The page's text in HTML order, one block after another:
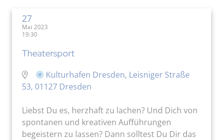
27
Mai 2023
19:30
Theatersport
Kulturhafen Dresden, Leisniger Straße
53, 01127 Dresden
Liebst Du es, herzhaft zu lachen? Und Dich von
spontanen und kreativen Aufführungen
begeistern zu lassen? Dann solltest Du Dir das